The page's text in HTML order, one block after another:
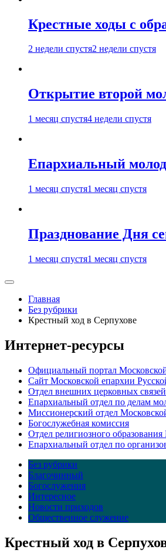
Крестные ходы с
2 недели спустя2 недели спустя
Открытие второй
1 месяц спустя4 недели спустя
Епархиальный
1 месяц спустя1 месяц спустя
Празднование Дня
1 месяц спустя1 месяц спустя
Главная
Без рубрики
Крестный ход в Серпухове
Интернет-ресурсы
Официальный портал
Сайт Московской епархии
Отдел внешних церковных
Епархиальный отдел по делам
Миссионерский отдел
Богослужебная комиссия
Отдел религиозного
Епархиальный отдел по
Без рубрики
Благочинный
Богослужения
Интересное
Новости приходов
Общественное служение
Крестный ход в